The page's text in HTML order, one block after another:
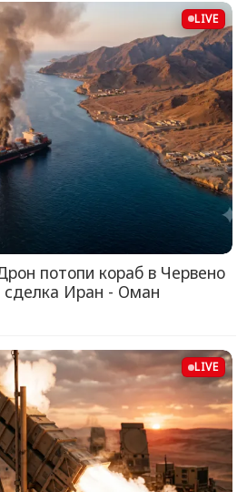
LIVE
потопи кораб в Червено
сделка Иран - Оман
LIVE